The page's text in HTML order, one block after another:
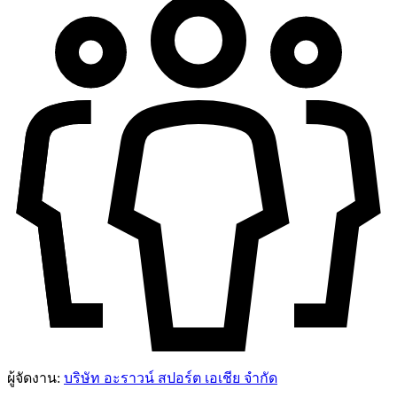
ผู้จัดงาน: บริษัท อะราวน์ สปอร์ต เอเชีย จำกัด